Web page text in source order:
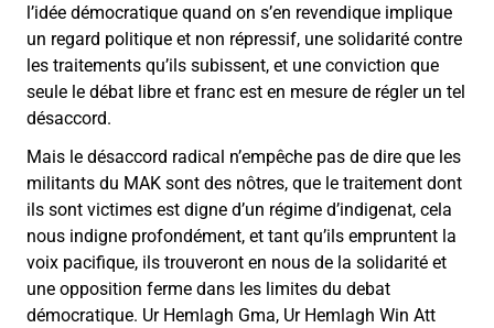
l’idée démocratique quand on s’en revendique implique
un regard politique et non répressif, une solidarité contre
les traitements qu’ils subissent, et une conviction que
seule le débat libre et franc est en mesure de régler un tel
désaccord.
Mais le désaccord radical n’empêche pas de dire que les
militants du MAK sont des nôtres, que le traitement dont
ils sont victimes est digne d’un régime d’indigenat, cela
nous indigne profondément, et tant qu’ils empruntent la
voix pacifique, ils trouveront en nous de la solidarité et
une opposition ferme dans les limites du debat
démocratique. Ur Hemlagh Gma, Ur Hemlagh Win Att